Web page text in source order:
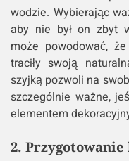
wodzie. Wybierając
aby nie był on zbyt
może powodować,
traciły swoją
szyjką pozwoli na
szczególnie ważne,
elementem
2.